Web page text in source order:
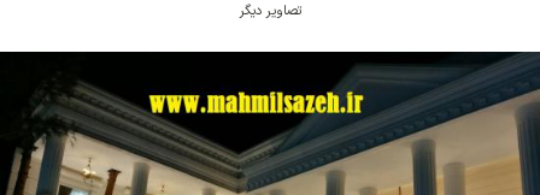
تصاویر دیگر